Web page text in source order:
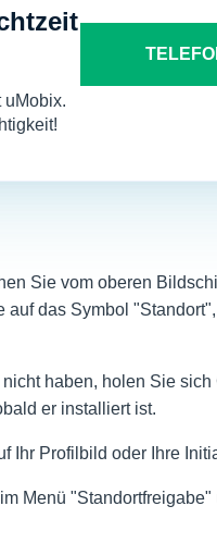
uMobix.
Sie vom oberen
das Symbol
haben, holen Sie
er installiert ist.
Ihr Profilbild oder Ihre
Menü